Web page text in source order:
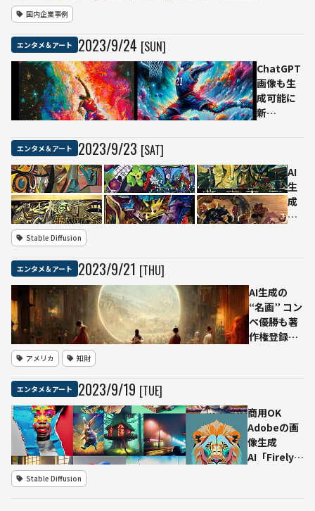
国内企業事例
エンタメ＆アート 2023/9/24 [SUN]
ChatGPT
画像も生
成可能に
新
フェイク
画像など
安全性に
も配慮
エンタメ＆アート 2023/9/23 [SAT]
AI
生
成
の
万
枚
を
イ
ン
写
Stable Diffusion
エンタメ＆アート 2023/9/21 [THU]
AI生成の
“名画” コン
ペ優勝も著
作権登録は
の著作物で
はない」
アメリカ 知財
エンタメ＆アート 2023/9/19 [TUE]
商用OK
Adobeの画
像生成
AI「Firely」
Stable Diffusion